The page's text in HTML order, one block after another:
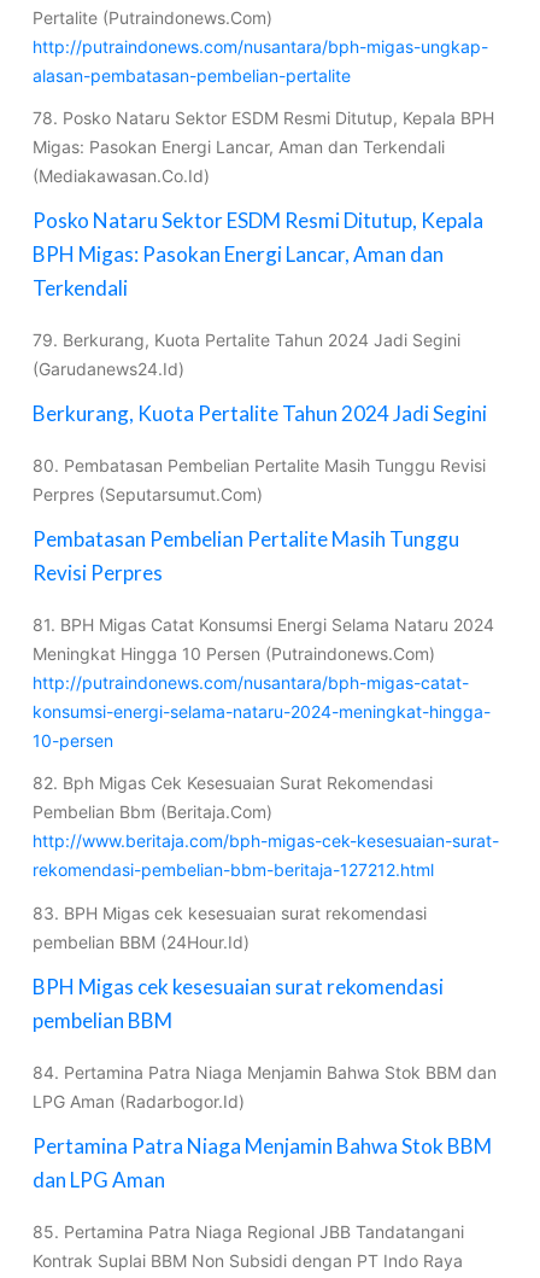
Pertalite (Putraindonews.Com)
http://putraindonews.com/nusantara/bph-migas-ungkap-
alasan-pembatasan-pembelian-pertalite
78. Posko Nataru Sektor ESDM Resmi Ditutup, Kepala BPH
Migas: Pasokan Energi Lancar, Aman dan Terkendali
(Mediakawasan.Co.Id)
Posko Nataru Sektor ESDM Resmi Ditutup, Kepala
BPH Migas: Pasokan Energi Lancar, Aman dan
Terkendali
79. Berkurang, Kuota Pertalite Tahun 2024 Jadi Segini
(Garudanews24.Id)
Berkurang, Kuota Pertalite Tahun 2024 Jadi Segini
80. Pembatasan Pembelian Pertalite Masih Tunggu Revisi
Perpres (Seputarsumut.Com)
Pembatasan Pembelian Pertalite Masih Tunggu
Revisi Perpres
81. BPH Migas Catat Konsumsi Energi Selama Nataru 2024
Meningkat Hingga 10 Persen (Putraindonews.Com)
http://putraindonews.com/nusantara/bph-migas-catat-
konsumsi-energi-selama-nataru-2024-meningkat-hingga-
10-persen
82. Bph Migas Cek Kesesuaian Surat Rekomendasi
Pembelian Bbm (Beritaja.Com)
http://www.beritaja.com/bph-migas-cek-kesesuaian-surat-
rekomendasi-pembelian-bbm-beritaja-127212.html
83. BPH Migas cek kesesuaian surat rekomendasi
pembelian BBM (24Hour.Id)
BPH Migas cek kesesuaian surat rekomendasi
pembelian BBM
84. Pertamina Patra Niaga Menjamin Bahwa Stok BBM dan
LPG Aman (Radarbogor.Id)
Pertamina Patra Niaga Menjamin Bahwa Stok BBM
dan LPG Aman
85. Pertamina Patra Niaga Regional JBB Tandatangani
Kontrak Suplai BBM Non Subsidi dengan PT Indo Raya